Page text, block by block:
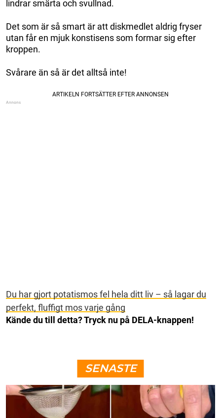
lindrar smärta och svullnad.
Det som är så smart är att diskmedlet aldrig fryser
utan får en mjuk konstisens som formar sig efter
kroppen.
Svårare än så är det alltså inte!
Du har gjort potatismos fel hela ditt liv – så lagar du
perfekt, fluffigt mos varje gång
Kände du till detta? Tryck nu på DELA-knappen!
SENASTE